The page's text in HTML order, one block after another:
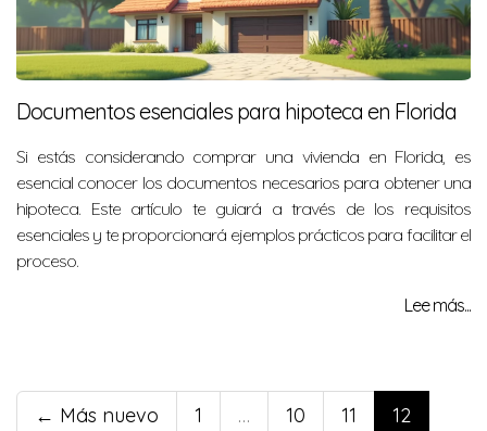
Documentos esenciales para hipoteca en Florida
Si estás considerando comprar una vivienda en Florida, es
esencial conocer los documentos necesarios para obtener una
hipoteca. Este artículo te guiará a través de los requisitos
esenciales y te proporcionará ejemplos prácticos para facilitar el
proceso.
Lee más...
← Más nuevo 1 … 10 11
12